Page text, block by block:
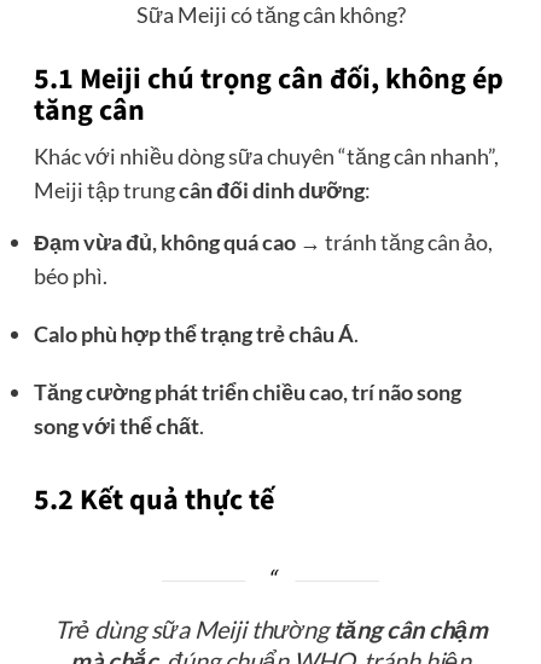
Sữa Meiji có tăng cân không?
5.1 Meiji chú trọng cân đối, không ép
tăng cân
Khác với nhiều dòng sữa chuyên “tăng cân nhanh”,
Meiji tập trungcân đối dinh dưỡng:
Đạm vừa đủ, không quá cao→ tránh tăng cân ảo,
béo phì.
Calo phù hợp thể trạng trẻ châu Á.
Tăng cường phát triển chiều cao, trí não song
song với thể chất.
5.2 Kết quả thực tế
Trẻ dùng sữa Meiji thườngtăng cân chậm